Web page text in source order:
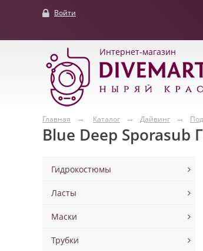
Войти
Интернет-магазин
Главная Каталог Дайвинг
Blue Deep
Гидрокостюмы
Ласты
Маски
Трубки